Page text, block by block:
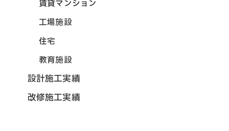
賃貸マンション
工場施設
住宅
教育施設
設計施工実績
改修施工実績